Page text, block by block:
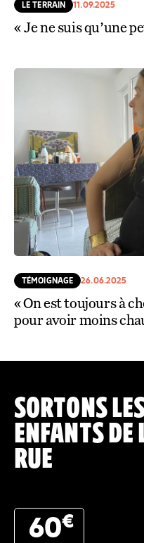
LE TERRAIN 11.09.2025
« Je ne suis qu’une
TÉMOIGNAGE 26.06.2025
« On est toujours à
pour avoir moins
SORTONS
ENFANTS DE
RUE
60€